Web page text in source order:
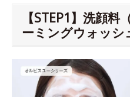
【STEP1】洗顔
ーミングウォッシ